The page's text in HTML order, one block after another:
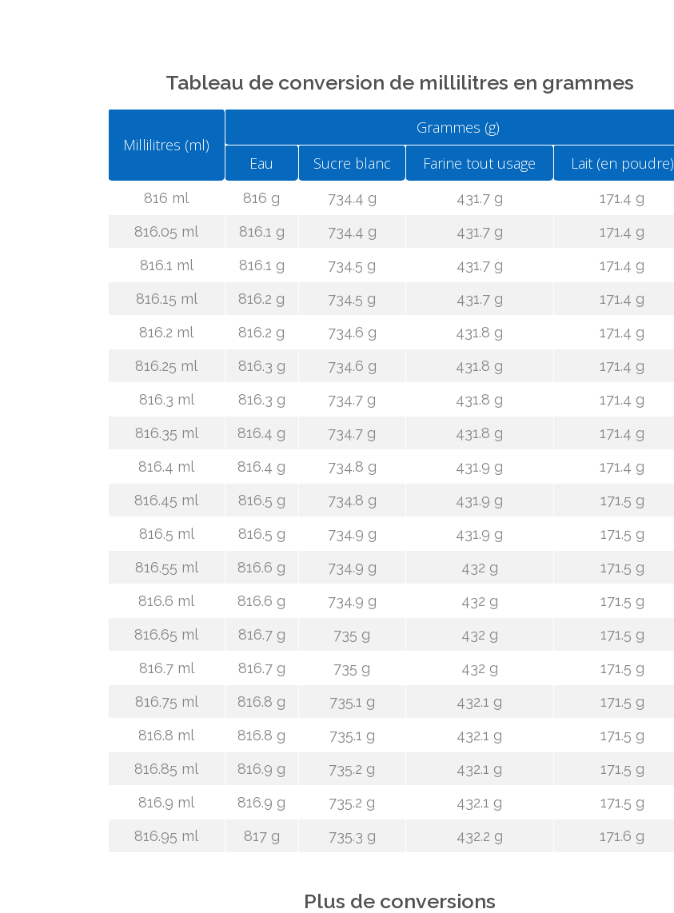
Tableau de conversion de millilitres en grammes
Millilitres (ml)
Grammes (g)
Eau
Sucre blanc Farine tout usage Lait (en poudre)
816 ml 816 g 734.4 g 431.7 g
171.4 g
816.05 ml
816.1 g 734.4 g 431.7 g
171.4 g
816.1 ml
816.1 g 734.5 g 431.7 g
171.4 g
816.15 ml
816.2 g 734.5 g 431.7 g
171.4 g
816.2 ml
816.2 g 734.6 g 431.8 g
171.4 g
816.25 ml
816.3 g 734.6 g 431.8 g
171.4 g
816.3 ml
816.3 g 734.7 g 431.8 g
171.4 g
816.35 ml
816.4 g 734.7 g 431.8 g
171.4 g
816.4 ml
816.4 g 734.8 g 431.9 g
171.4 g
816.45 ml
816.5 g 734.8 g 431.9 g
171.5 g
816.5 ml
816.5 g 734.9 g 431.9 g
171.5 g
816.55 ml
816.6 g 734.9 g 432 g
171.5 g
816.6 ml
816.6 g 734.9 g 432 g
171.5 g
816.65 ml
816.7 g 735 g 432 g
171.5 g
816.7 ml
816.7 g 735 g 432 g
171.5 g
816.75 ml
816.8 g 735.1 g 432.1 g
171.5 g
816.8 ml
816.8 g 735.1 g 432.1 g
171.5 g
816.85 ml
816.9 g 735.2 g 432.1 g
171.5 g
816.9 ml
816.9 g 735.2 g 432.1 g
171.5 g
816.95 ml
817 g 735.3 g 432.2 g 171.6 g
Plus de conversions